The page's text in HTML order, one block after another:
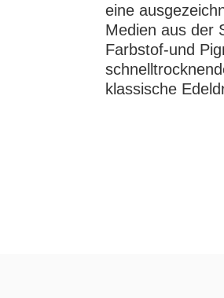
eine
Medien aus der
Farbstof-und
klassische